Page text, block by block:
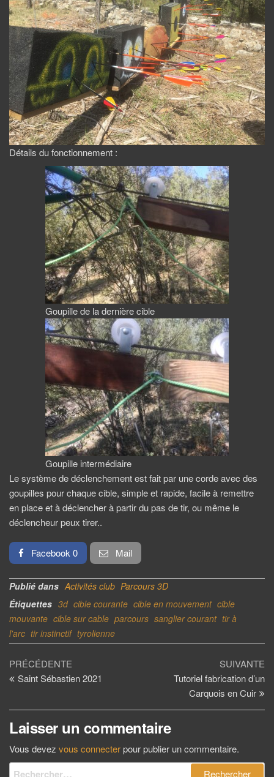
Détails du fonctionnement :
Goupille de la dernière cible
Goupille intermédiaire
Le système de déclenchement est fait par une corde avec des
goupilles pour chaque cible, simple et rapide, facile à remettre
en place et à déclencher à partir du pas de tir, ou même le
déclencheur peux tirer..
Facebook 0 Mail
Publié dans Activités club Parcours 3D
Étiquettes 3d cible courante cible en mouvement cible
mouvante cible sur cable parcours sanglier courant tir à
l'arc tir instinctif tyrolienne
Navigation
de
l’article
Article
précédent
PRÉCÉDENTE
Saint Sébastien 2021
SUIVANTE
Tutoriel fabrication d’un
Carquois en Cuir
Laisser un commentaire
Vous devez vous connecterpour publier un commentaire.
Rechercher :